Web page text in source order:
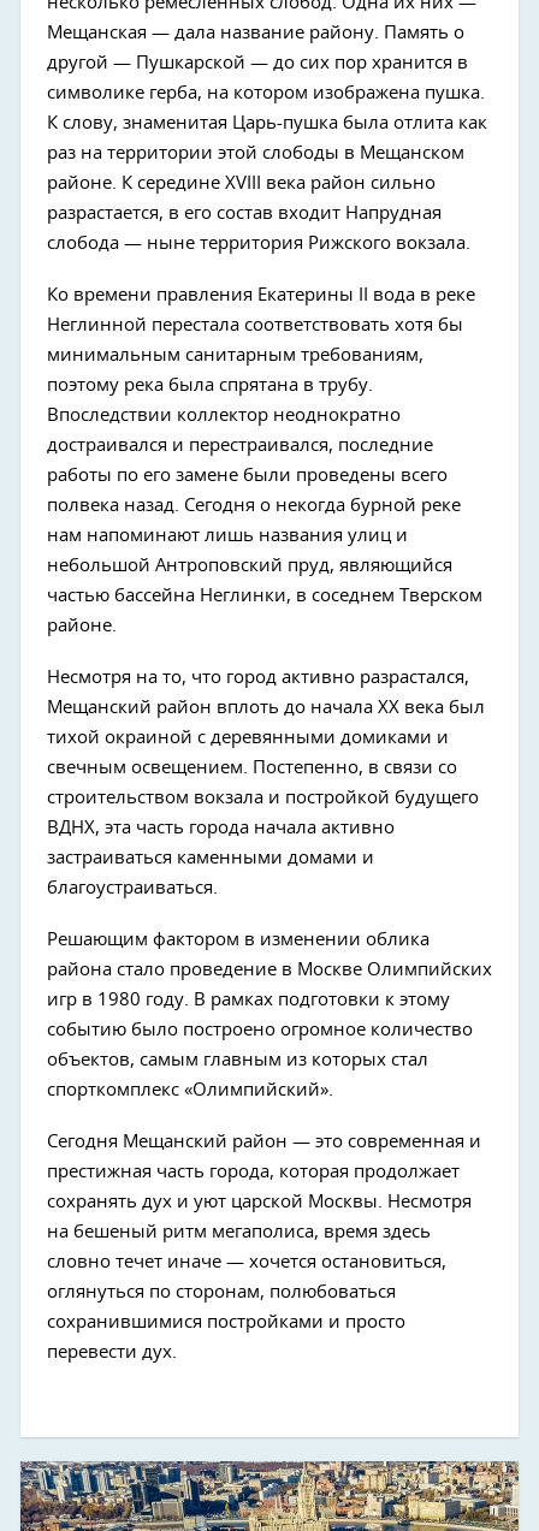
Мещанская — дала название району. Память о
другой — Пушкарской — до сих пор хранится в
символике герба, на котором изображена пушка.
К слову, знаменитая Царь-пушка была отлита как
раз на территории этой слободы в Мещанском
районе. К середине XVIII века район сильно
разрастается, в его состав входит Напрудная
слобода — ныне территория Рижского вокзала.
Ко времени правления Екатерины II вода в реке
Неглинной перестала соответствовать хотя бы
минимальным санитарным требованиям,
поэтому река была спрятана в трубу.
Впоследствии коллектор неоднократно
достраивался и перестраивался, последние
работы по его замене были проведены всего
полвека назад. Сегодня о некогда бурной реке
нам напоминают лишь названия улиц и
небольшой Антроповский пруд, являющийся
частью бассейна Неглинки, в соседнем Тверском
районе.
Несмотря на то, что город активно разрастался,
Мещанский район вплоть до начала XX века был
тихой окраиной с деревянными домиками и
свечным освещением. Постепенно, в связи со
строительством вокзала и постройкой будущего
ВДНХ, эта часть города начала активно
застраиваться каменными домами и
благоустраиваться.
Решающим фактором в изменении облика
района стало проведение в Москве Олимпийских
игр в 1980 году. В рамках подготовки к этому
событию было построено огромное количество
объектов, самым главным из которых стал
спорткомплекс «Олимпийский».
Сегодня Мещанский район — это современная и
престижная часть города, которая продолжает
сохранять дух и уют царской Москвы. Несмотря
на бешеный ритм мегаполиса, время здесь
словно течет иначе — хочется остановиться,
оглянуться по сторонам, полюбоваться
сохранившимися постройками и просто
перевести дух.